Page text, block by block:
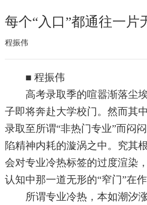
每个“入口”都通往一片
程振伟
■ 程振伟
高考录取季的喧嚣渐落尘埃
子即将奔赴大学校门。然而其
录取至所谓“非热门专业”而闷
陷精神内耗的漩涡之中。究其
会对专业冷热标签的过度渲染
认知中那一道无形的“窄门”在作
所谓专业冷热，本如潮汐